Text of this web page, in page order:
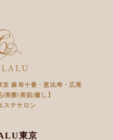
麻布十番・恵比寿・広尾
/美髪/美肌/癒し】
ステサロン
東京